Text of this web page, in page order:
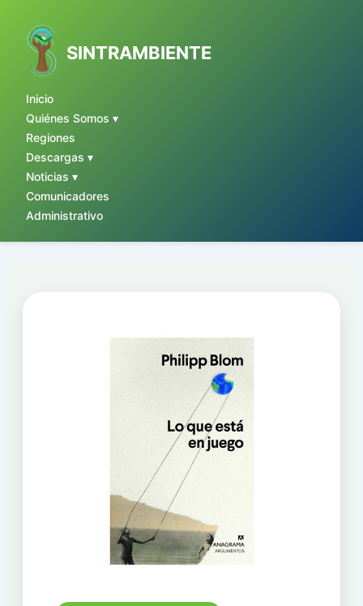
SINTRAMBIENTE
Inicio
Quiénes Somos ▾
Regiones
Descargas ▾
Noticias ▾
Comunicadores
Administrativo
contenido